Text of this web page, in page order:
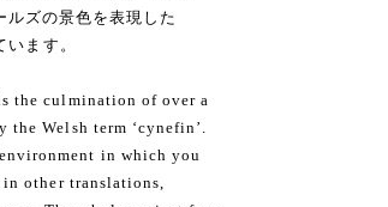
ルズの景色を表現した
ます。
the culmination of over a
Welsh term ‘cynefin’.
in which you
other translations,